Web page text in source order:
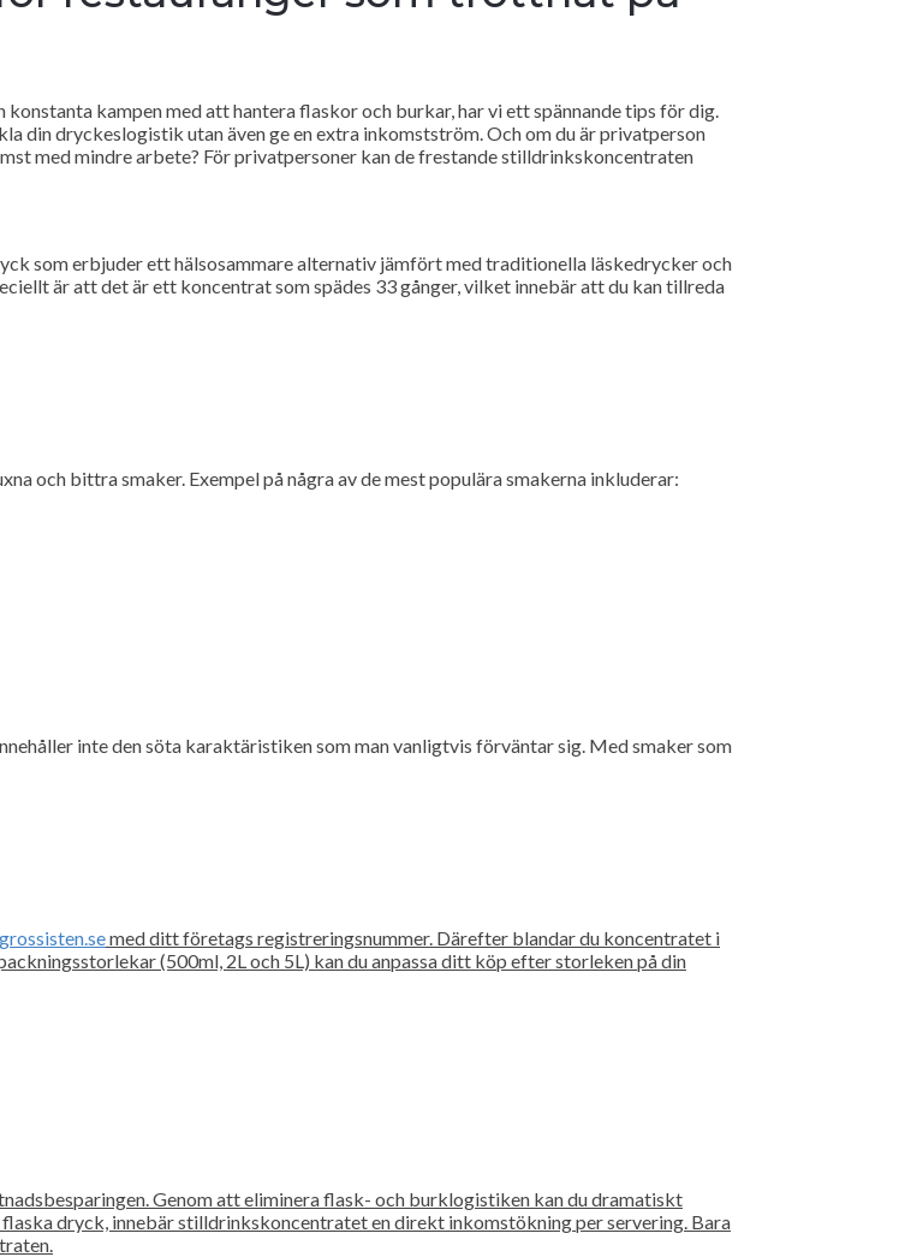
kampen med att hantera flaskor och burkar, har vi ett spännande tips för dig.
din dryckeslogistik utan även ge en extra inkomstström. Och om du är privatperson
med mindre arbete? För privatpersoner kan de frestande stilldrinkskoncentraten
som erbjuder ett hälsosammare alternativ jämfört med traditionella läskedrycker och
är att det är ett koncentrat som spädes 33 gånger, vilket innebär att du kan tillreda
och bittra smaker. Exempel på några av de mest populära smakerna inkluderar:
inte den söta karaktäristiken som man vanligtvis förväntar sig. Med smaker som
med ditt företags registreringsnummer. Därefter blandar du koncentratet i
(500ml, 2L och 5L) kan du anpassa ditt köp efter storleken på din
Genom att eliminera flask- och burklogistiken kan du dramatiskt
dryck, innebär stilldrinkskoncentratet en direkt inkomstökning per servering. Bara